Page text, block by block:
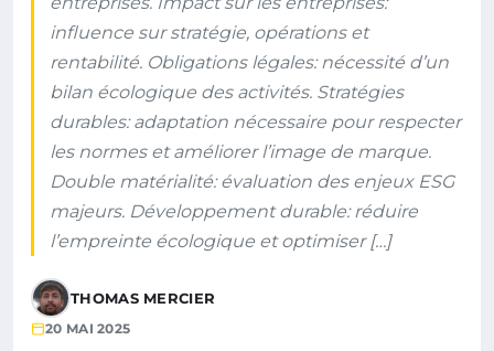
influence sur stratégie, opérations et
rentabilité. Obligations légales: nécessité d’un
bilan écologique des activités. Stratégies
durables: adaptation nécessaire pour respecter
les normes et améliorer l’image de marque.
Double matérialité: évaluation des enjeux ESG
majeurs. Développement durable: réduire
l’empreinte écologique et optimiser […]
THOMAS MERCIER
20 MAI 2025